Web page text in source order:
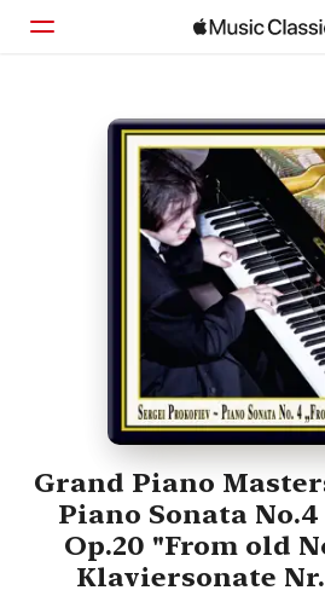
ホーム
見つける
Grand Piano
Piano Sonata
Op.20 "From old
Klaviersonate